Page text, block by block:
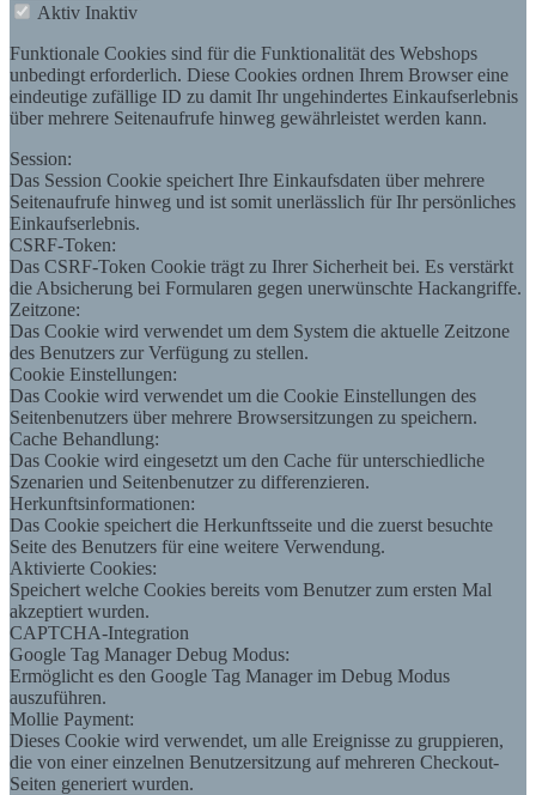
Aktiv Inaktiv
Funktionale Cookies sind für die Funktionalität des Webshops
unbedingt erforderlich. Diese Cookies ordnen Ihrem Browser eine
eindeutige zufällige ID zu damit Ihr ungehindertes Einkaufserlebnis
über mehrere Seitenaufrufe hinweg gewährleistet werden kann.
Session:
Das Session Cookie speichert Ihre Einkaufsdaten über mehrere
Seitenaufrufe hinweg und ist somit unerlässlich für Ihr persönliches
Einkaufserlebnis.
CSRF-Token:
Das CSRF-Token Cookie trägt zu Ihrer Sicherheit bei. Es verstärkt
die Absicherung bei Formularen gegen unerwünschte Hackangriffe.
Zeitzone:
Das Cookie wird verwendet um dem System die aktuelle Zeitzone
des Benutzers zur Verfügung zu stellen.
Cookie Einstellungen:
Das Cookie wird verwendet um die Cookie Einstellungen des
Seitenbenutzers über mehrere Browsersitzungen zu speichern.
Cache Behandlung:
Das Cookie wird eingesetzt um den Cache für unterschiedliche
Szenarien und Seitenbenutzer zu differenzieren.
Herkunftsinformationen:
Das Cookie speichert die Herkunftsseite und die zuerst besuchte
Seite des Benutzers für eine weitere Verwendung.
Aktivierte Cookies:
Speichert welche Cookies bereits vom Benutzer zum ersten Mal
akzeptiert wurden.
CAPTCHA-Integration
Google Tag Manager Debug Modus:
Ermöglicht es den Google Tag Manager im Debug Modus
auszuführen.
Mollie Payment:
Dieses Cookie wird verwendet, um alle Ereignisse zu gruppieren,
die von einer einzelnen Benutzersitzung auf mehreren Checkout-
Seiten generiert wurden.